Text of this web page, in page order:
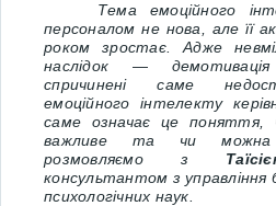
Тема емоційного
персоналом не нова, але її
роком зростає. Адже
наслідок —
спричинені саме
емоційного інтелекту
саме означає це поняття,
важливе та чи можна
розмовляємо з
консультантом з управління
психологічних наук.